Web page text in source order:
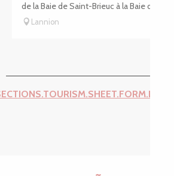
de la Baie de Saint-Brieuc à la Baie de
Lannion